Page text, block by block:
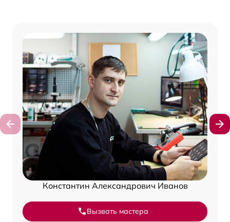
Константин Александрович Иванов
Вызвать мастера